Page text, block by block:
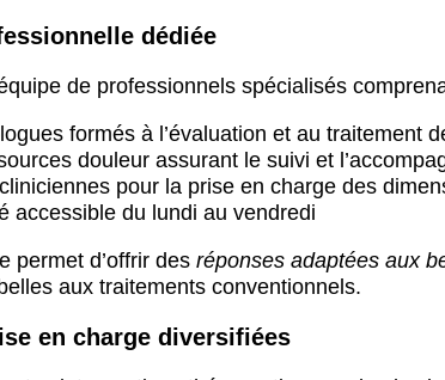
dédiée
de professionnels spécialisés
formés à l’évaluation et au traitement
douleur assurant le suivi et
pour la prise en charge des
accessible du lundi au vendredi
permet d’offrir des réponses adaptées aux
aux traitements conventionnels.
en charge diversifiées